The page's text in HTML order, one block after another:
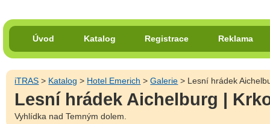
Úvod Katalog Registrace Reklama
iTRAS > Katalog > Hotel Emerich >Galerie > Lesní hrádek
Lesní hrádek Aichelburg |
Vyhlídka nad Temným dolem.